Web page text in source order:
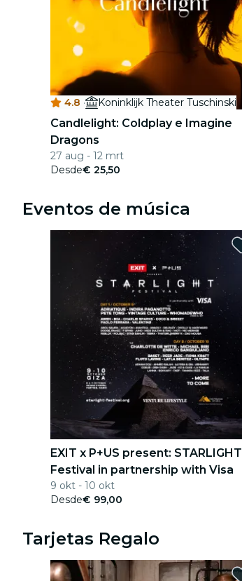
4.8 · Koninklijk Theater Tuschinski
Candlelight: Coldplay e Imagine
Dragons
27 aug - 12 mrt
Desde€ 25,50
Eventos de música
EXIT x P+US present: STARLIGHT
Festival in partnership with Visa
9 okt - 10 okt
Desde€ 99,00
Tarjetas Regalo